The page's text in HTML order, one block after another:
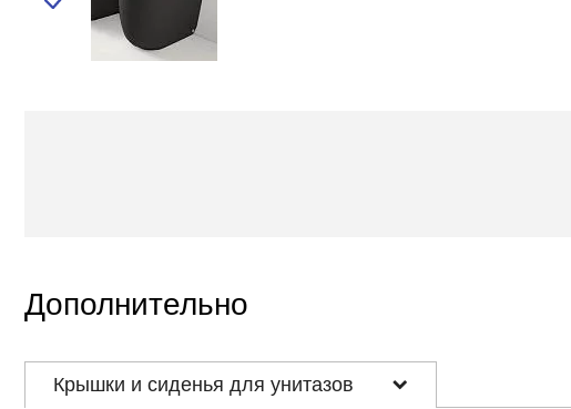
Дополнительно
Крышки и сиденья для унитазов